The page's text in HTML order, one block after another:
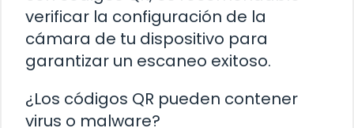
verificar la configuración de la
cámara de tu dispositivo para
garantizar un escaneo exitoso.
¿Los códigos QR pueden contener
virus o malware?